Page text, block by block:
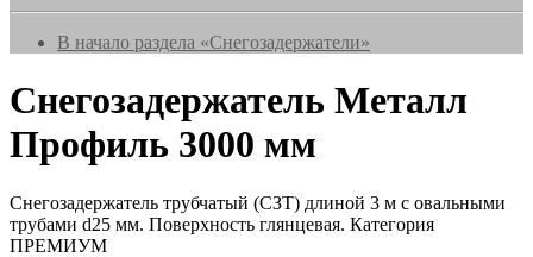
В начало раздела «Снегозадержатели»
Снегозадержатель Металл
Профиль 3000 мм
Снегозадержатель трубчатый (СЗТ) длиной 3 м с овальными
трубами d25 мм. Поверхность глянцевая. Категория
ПРЕМИУМ